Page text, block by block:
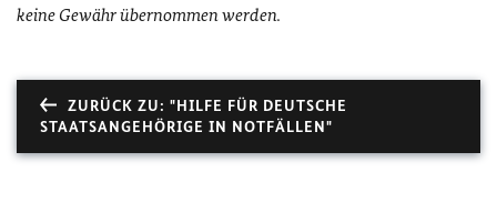
keine Gewähr übernommen werden.
ZURÜCK ZU: "HILFE FÜR DEUTSCHE
STAATSANGEHÖRIGE IN NOTFÄLLEN"